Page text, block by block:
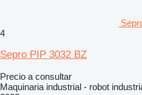
4
Sepro PIP 3032 BZ
Precio a consultar
Maquinaria industrial - robot